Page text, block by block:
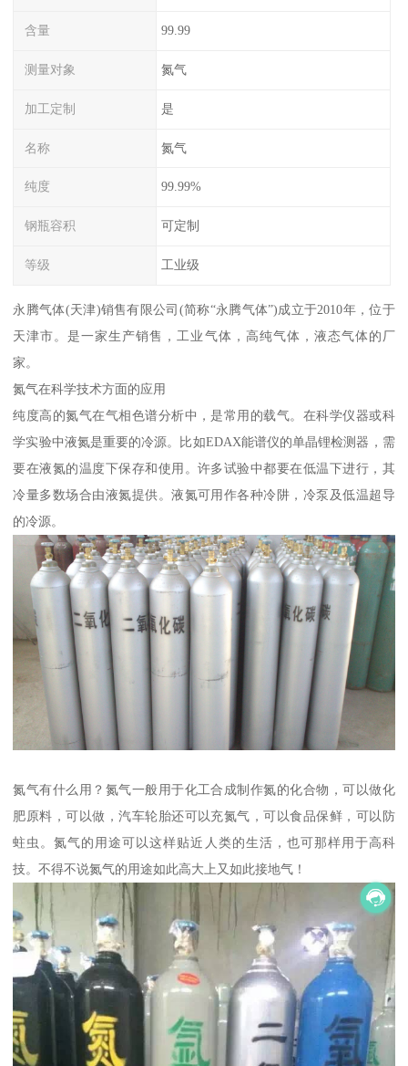
含量 99.99
测量对象 氮气
加工定制 是
名称 氮气
纯度 99.99%
钢瓶容积 可定制
等级 工业级
永腾气体(天津)销售有限公司(简称“永腾气体”)成立于2010年，位于
天津市。是一家生产销售，工业气体，高纯气体，液态气体的厂
家。
氮气在科学技术方面的应用
纯度高的氮气在气相色谱分析中，是常用的载气。在科学仪器或科
学实验中液氮是重要的冷源。比如EDAX能谱仪的单晶锂检测器，需
要在液氮的温度下保存和使用。许多试验中都要在低温下进行，其
冷量多数场合由液氮提供。液氮可用作各种冷阱，冷泵及低温超导
的冷源。
氮气有什么用？氮气一般用于化工合成制作氮的化合物，可以做化
肥原料，可以做，汽车轮胎还可以充氮气，可以食品保鲜，可以防
蛀虫。氮气的用途可以这样贴近人类的生活，也可那样用于高科
技。不得不说氮气的用途如此高大上又如此接地气！